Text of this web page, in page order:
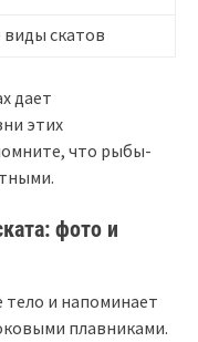
виды скатов
дает
этих
что рыбы-
фото и
тело и напоминает
плавниками.